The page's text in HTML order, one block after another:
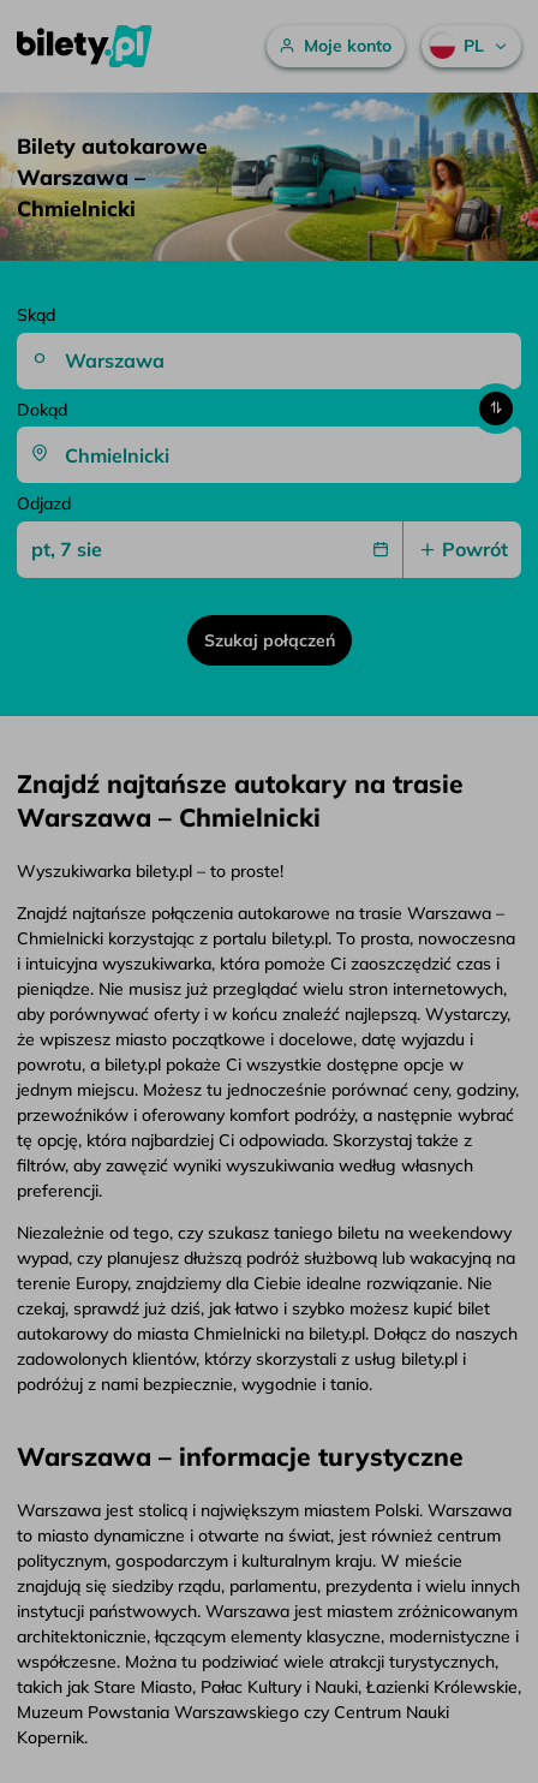
Przejdź do treści
Bilety autokarowe Warszawa – Chmielnicki – bilety.pl
Menu główne
Moje konto PL
Bilety autokarowe
Warszawa –
Chmielnicki
Skąd
Dokąd
Odjazd
Powrót
Szukaj połączeń
Znajdź najtańsze autokary na trasie
Warszawa – Chmielnicki
Wyszukiwarka bilety.pl – to proste!
Znajdź najtańsze połączenia autokarowe na trasie Warszawa –
Chmielnicki korzystając z portalu bilety.pl. To prosta, nowoczesna
i intuicyjna wyszukiwarka, która pomoże Ci zaoszczędzić czas i
pieniądze. Nie musisz już przeglądać wielu stron internetowych,
aby porównywać oferty i w końcu znaleźć najlepszą. Wystarczy,
że wpiszesz miasto początkowe i docelowe, datę wyjazdu i
powrotu, a bilety.pl pokaże Ci wszystkie dostępne opcje w
jednym miejscu. Możesz tu jednocześnie porównać ceny, godziny,
przewoźników i oferowany komfort podróży, a następnie wybrać
tę opcję, która najbardziej Ci odpowiada. Skorzystaj także z
filtrów, aby zawęzić wyniki wyszukiwania według własnych
preferencji.
Niezależnie od tego, czy szukasz taniego biletu na weekendowy
wypad, czy planujesz dłuższą podróż służbową lub wakacyjną na
terenie Europy, znajdziemy dla Ciebie idealne rozwiązanie. Nie
czekaj, sprawdź już dziś, jak łatwo i szybko możesz kupić bilet
autokarowy do miasta Chmielnicki na bilety.pl. Dołącz do naszych
zadowolonych klientów, którzy skorzystali z usług bilety.pl i
podróżuj z nami bezpiecznie, wygodnie i tanio.
Warszawa – informacje turystyczne
Warszawa jest stolicą i największym miastem Polski. Warszawa
to miasto dynamiczne i otwarte na świat, jest również centrum
politycznym, gospodarczym i kulturalnym kraju. W mieście
znajdują się siedziby rządu, parlamentu, prezydenta i wielu innych
instytucji państwowych. Warszawa jest miastem zróżnicowanym
architektonicznie, łączącym elementy klasyczne, modernistyczne i
współczesne. Można tu podziwiać wiele atrakcji turystycznych,
takich jak Stare Miasto, Pałac Kultury i Nauki, Łazienki Królewskie,
Muzeum Powstania Warszawskiego czy Centrum Nauki
Kopernik.